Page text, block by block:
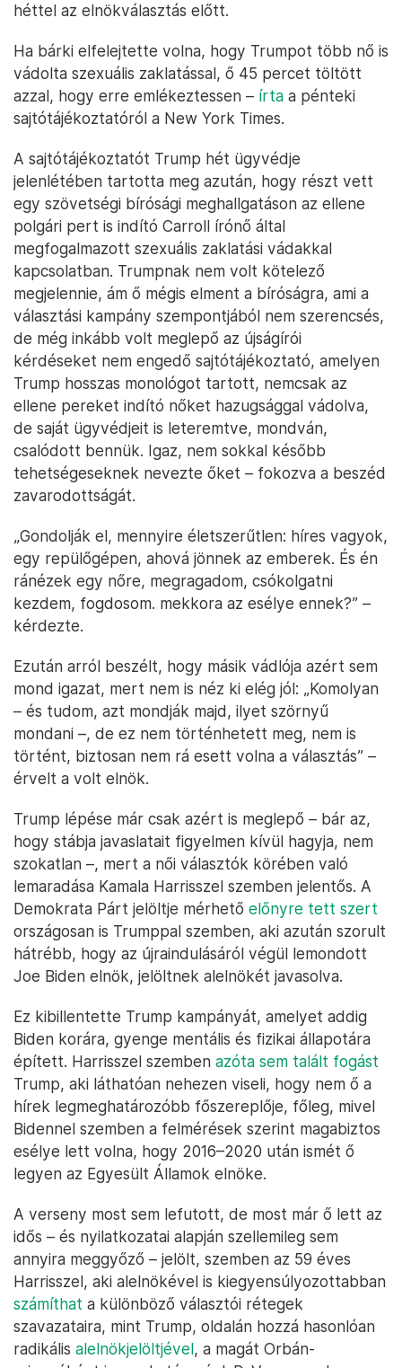
héttel az elnökválasztás előtt.
Ha bárki elfelejtette volna, hogy Trumpot több nő is
vádolta szexuális zaklatással, ő 45 percet töltött
azzal, hogy erre emlékeztessen – írta a pénteki
sajtótájékoztatóról a New York Times.
A sajtótájékoztatót Trump hét ügyvédje
jelenlétében tartotta meg azután, hogy részt vett
egy szövetségi bírósági meghallgatáson az ellene
polgári pert is indító Carroll írónő által
megfogalmazott szexuális zaklatási vádakkal
kapcsolatban. Trumpnak nem volt kötelező
megjelennie, ám ő mégis elment a bíróságra, ami a
választási kampány szempontjából nem szerencsés,
de még inkább volt meglepő az újságírói
kérdéseket nem engedő sajtótájékoztató, amelyen
Trump hosszas monológot tartott, nemcsak az
ellene pereket indító nőket hazugsággal vádolva,
de saját ügyvédjeit is leteremtve, mondván,
csalódott bennük. Igaz, nem sokkal később
tehetségeseknek nevezte őket – fokozva a beszéd
zavarodottságát.
„Gondolják el, mennyire életszerűtlen: híres vagyok,
egy repülőgépen, ahová jönnek az emberek. És én
ránézek egy nőre, megragadom, csókolgatni
kezdem, fogdosom. mekkora az esélye ennek?” –
kérdezte.
Ezután arról beszélt, hogy másik vádlója azért sem
mond igazat, mert nem is néz ki elég jól: „Komolyan
– és tudom, azt mondják majd, ilyet szörnyű
mondani –, de ez nem történhetett meg, nem is
történt, biztosan nem rá esett volna a választás” –
érvelt a volt elnök.
Trump lépése már csak azért is meglepő – bár az,
hogy stábja javaslatait figyelmen kívül hagyja, nem
szokatlan –, mert a női választók körében való
lemaradása Kamala Harrisszel szemben jelentős. A
Demokrata Párt jelöltje mérhető előnyre tett szert
országosan is Trumppal szemben, aki azután szorult
hátrébb, hogy az újraindulásáról végül lemondott
Joe Biden elnök, jelöltnek alelnökét javasolva.
Ez kibillentette Trump kampányát, amelyet addig
Biden korára, gyenge mentális és fizikai állapotára
épített. Harrisszel szemben azóta sem talált fogást
Trump, aki láthatóan nehezen viseli, hogy nem ő a
hírek legmeghatározóbb főszereplője, főleg, mivel
Bidennel szemben a felmérések szerint magabiztos
esélye lett volna, hogy 2016–2020 után ismét ő
legyen az Egyesült Államok elnöke.
A verseny most sem lefutott, de most már ő lett az
idős – és nyilatkozatai alapján szellemileg sem
annyira meggyőző – jelölt, szemben az 59 éves
Harrisszel, aki alelnökével is kiegyensúlyozottabban
számíthat a különböző választói rétegek
szavazataira, mint Trump, oldalán hozzá hasonlóan
radikális alelnökjelöltjével, a magát Orbán-